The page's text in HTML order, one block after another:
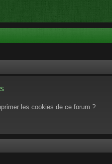
les cookies de ce forum ?